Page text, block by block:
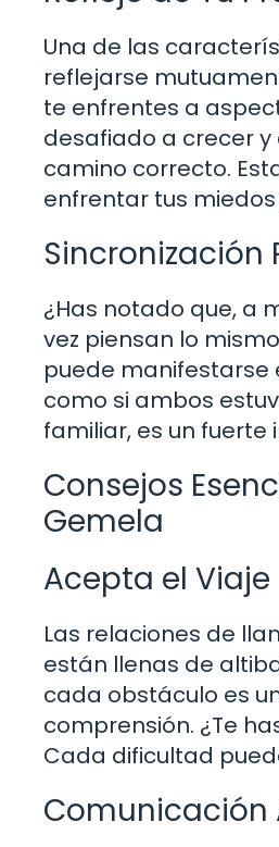
Una de las
reflejarse
te enfrentes a
desafiado a crecer
camino correcto.
enfrentar tus
Sincronización
¿Has notado que, a
vez piensan lo
puede manifestarse
como si ambos
familiar, es un
Consejos
Gemela
Acepta el Viaje
Las relaciones de
están llenas de
cada obstáculo es
comprensión. ¿Te
Cada dificultad
Comunicación